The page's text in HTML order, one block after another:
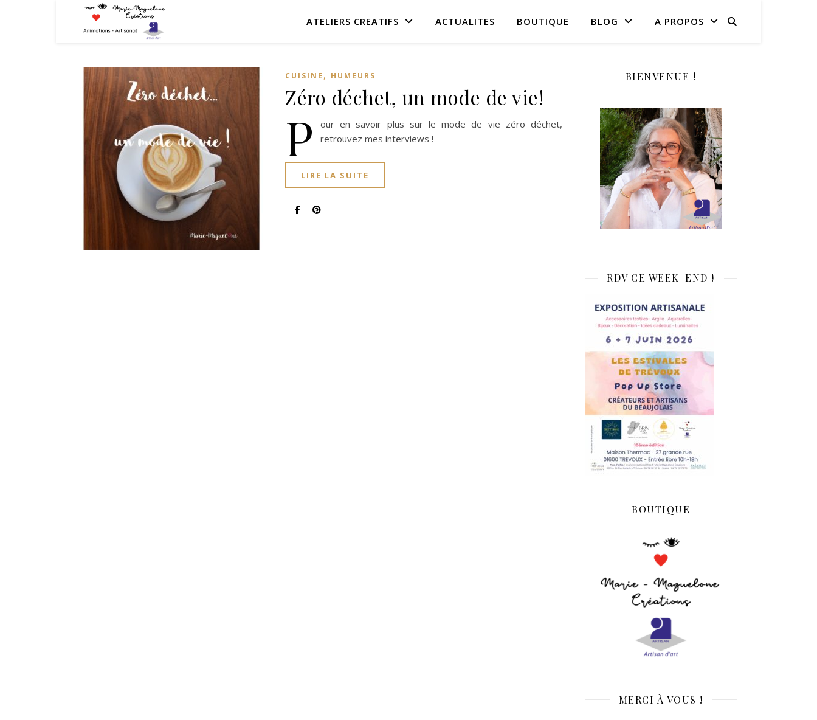
ATELIERS CREATIFS ACTUALITES BOUTIQUE BLOG A PROPOS
CUISINE , HUMEURS
Zéro déchet, un mode de vie!
P
our en savoir plus sur le mode de vie zéro déchet,
retrouvez mes interviews !
LIRE LA SUITE
BIENVENUE !
RDV CE WEEK-END !
BOUTIQUE
MERCI À VOUS !